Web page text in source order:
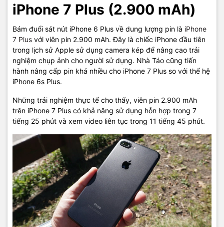
iPhone 7 Plus (2.900 mAh)
Bám đuổi sát nút iPhone 6 Plus về dung lượng pin là iPhone
7 Plus với viên pin 2.900 mAh. Đây là chiếc iPhone đầu tiên
trong lịch sử Apple sử dụng camera kép để nâng cao trải
nghiệm chụp ảnh cho người sử dụng. Nhà Táo cũng tiến
hành nâng cấp pin khá nhiều cho iPhone 7 Plus so với thế hệ
iPhone 6s Plus.
Những trải nghiệm thực tế cho thấy, viên pin 2.900 mAh
trên iPhone 7 Plus có khả năng sử dụng hỗn hợp trong 7
tiếng 25 phút và xem video liên tục trong 11 tiếng 45 phút.